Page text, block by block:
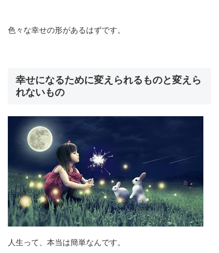
色々な幸せの形があるはずです。
幸せになるために変えられるものと変えら
れないもの
人生って、本当は簡単なんです。